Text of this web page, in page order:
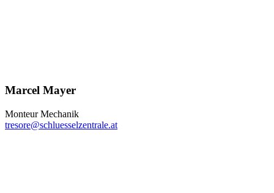
Marcel Mayer
Monteur Mechanik
tresore@schluesselzentrale.at